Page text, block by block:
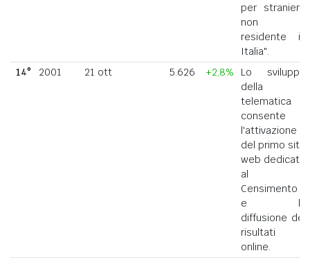
per straniero
non
residente in
Italia".
14°
2001 21 ott 5.626 +2,8%
Lo sviluppo
della
telematica
consente
l'attivazione
del primo sito
web dedicato
al
Censimento
e la
diffusione dei
risultati
online.